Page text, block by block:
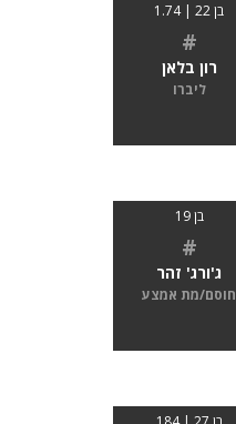
בן 22 | 1.74
#
רון בלאן
ליברו
בן 19
#
ג'ורג' זהר
חוסם/מת אמצע